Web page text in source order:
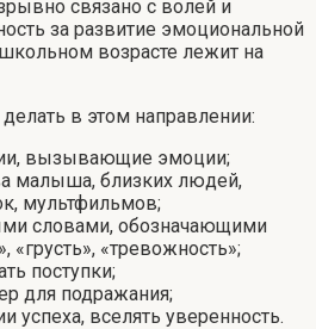
связано с волей и
за развитие эмоциональной
возрасте лежит на
в этом направлении:
вызывающие эмоции;
малыша, близких людей,
мультфильмов;
словами, обозначающими
«грусть», «тревожность»;
поступки;
для подражания;
успеха, вселять уверенность.